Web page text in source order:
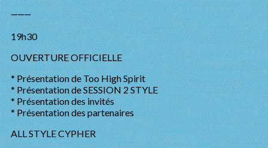
⸻
19h30
OUVERTURE OFFICIELLE
* Présentation de Too High Spirit
* Présentation de SESSION 2 STYLE
* Présentation des invités
* Présentation des partenaires
ALL STYLE CYPHER